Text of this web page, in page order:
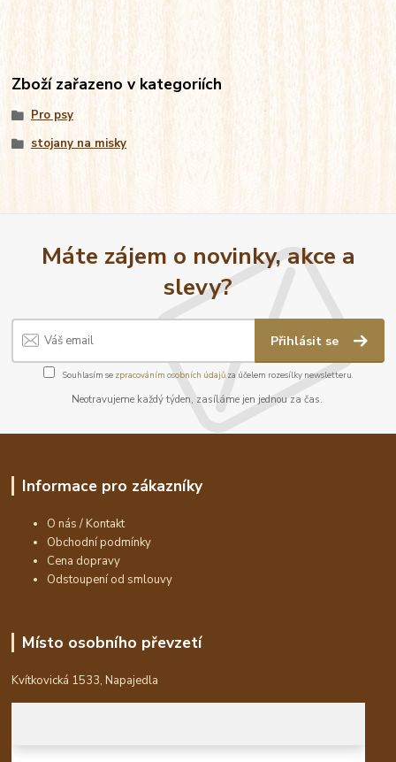
Zboží zařazeno v kategoriích
Pro psy
stojany na misky
Máte zájem o novinky, akce a
slevy?
Přihlásit se
Souhlasím se zpracováním osobních údajůza účelem rozesílky newsletteru.
Neotravujeme každý týden, zasíláme jen jednou za čas.
Informace pro zákazníky
O nás / Kontakt
Obchodní podmínky
Cena dopravy
Odstoupení od smlouvy
Místo osobního převzetí
Kvítkovická 1533, Napajedla